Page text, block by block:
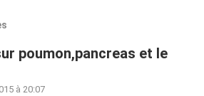
poumon,pancreas et le
à 20:07